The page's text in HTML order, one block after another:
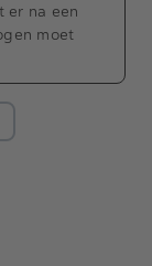
er na een
moet